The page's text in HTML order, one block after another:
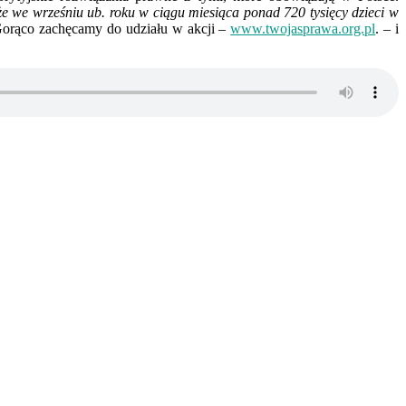
we wrześniu ub. roku w ciągu miesiąca ponad 720 tysięcy dzieci w
zachęcamy do udziału w akcji –www.twojasprawa.org.pl. – i